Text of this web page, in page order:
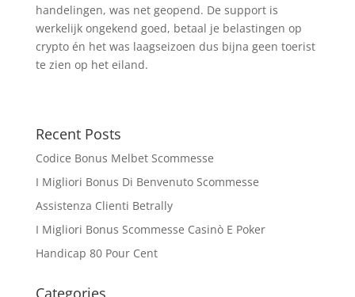
handelingen, was net geopend. De support is
werkelijk ongekend goed, betaal je belastingen op
crypto én het was laagseizoen dus bijna geen toerist
te zien op het eiland.
Recent Posts
Codice Bonus Melbet Scommesse
I Migliori Bonus Di Benvenuto Scommesse
Assistenza Clienti Betrally
I Migliori Bonus Scommesse Casinò E Poker
Handicap 80 Pour Cent
Categories